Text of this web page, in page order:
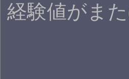
経験値がま